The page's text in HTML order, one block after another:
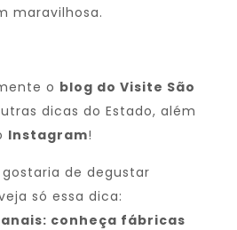
maravilhosa.
o blog do Visite São
dicas do Estado, além
Instagram!
de degustar
só essa dica:
conheça fábricas